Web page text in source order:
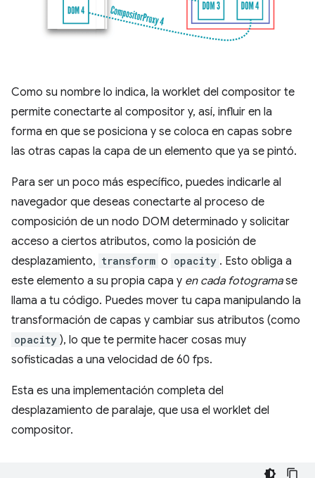
Como su nombre lo indica, la worklet del compositor te
permite conectarte al compositor y, así, influir en la
forma en que se posiciona y se coloca en capas sobre
las otras capas la capa de un elemento que ya se pintó.
Para ser un poco más específico, puedes indicarle al
navegador que deseas conectarte al proceso de
composición de un nodo DOM determinado y solicitar
acceso a ciertos atributos, como la posición de
desplazamiento, transform o opacity . Esto obliga a
este elemento a su propia capa y en cada fotogramase
llama a tu código. Puedes mover tu capa manipulando la
transformación de capas y cambiar sus atributos (como
opacity ), lo que te permite hacer cosas muy
sofisticadas a una velocidad de 60 fps.
Esta es una implementación completa del
desplazamiento de paralaje, que usa el worklet del
compositor.